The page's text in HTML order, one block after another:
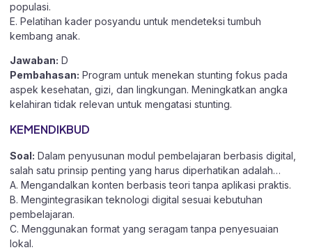
populasi.
E. Pelatihan kader posyandu untuk mendeteksi tumbuh
kembang anak.
Jawaban: D
Pembahasan: Program untuk menekan stunting fokus pada
aspek kesehatan, gizi, dan lingkungan. Meningkatkan angka
kelahiran tidak relevan untuk mengatasi stunting.
KEMENDIKBUD
Soal: Dalam penyusunan modul pembelajaran berbasis digital,
salah satu prinsip penting yang harus diperhatikan adalah…
A. Mengandalkan konten berbasis teori tanpa aplikasi praktis.
B. Mengintegrasikan teknologi digital sesuai kebutuhan
pembelajaran.
C. Menggunakan format yang seragam tanpa penyesuaian
lokal.